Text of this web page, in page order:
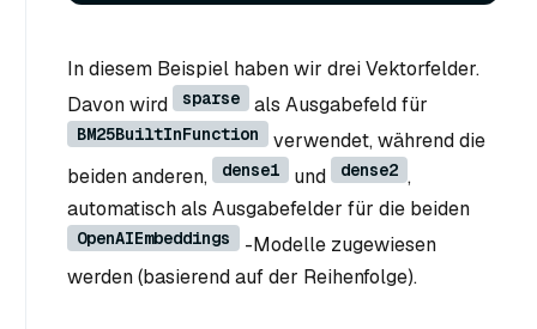
In diesem Beispiel haben wir drei Vektorfelder.
Davon wird
sparse als Ausgabefeld für
BM25BuiltInFunction
verwendet, während die
beiden anderen,
dense1 und dense2 ,
automatisch als Ausgabefelder für die beiden
OpenAIEmbeddings
-Modelle zugewiesen
werden (basierend auf der Reihenfolge).